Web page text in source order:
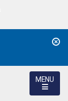
MENU